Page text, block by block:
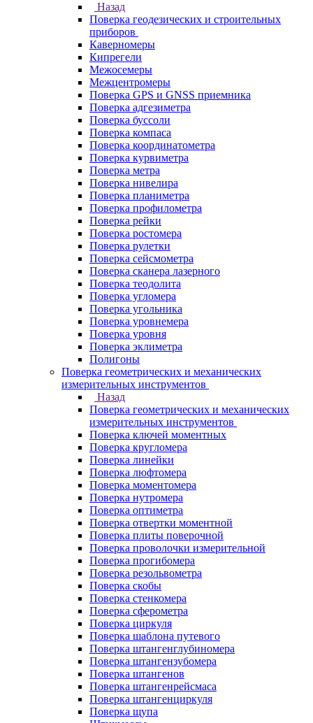
Назад
Поверка геодезических и строительных
приборов
Каверномеры
Кипрегели
Межосемеры
Межцентромеры
Поверка GPS и GNSS приемника
Поверка адгезиметра
Поверка буссоли
Поверка компаса
Поверка координатометра
Поверка курвиметра
Поверка метра
Поверка нивелира
Поверка планиметра
Поверка профилометра
Поверка рейки
Поверка ростомера
Поверка рулетки
Поверка сейсмометра
Поверка сканера лазерного
Поверка теодолита
Поверка угломера
Поверка угольника
Поверка уровнемера
Поверка уровня
Поверка эклиметра
Полигоны
Поверка геометрических и механических
измерительных инструментов
Назад
Поверка геометрических и механических
измерительных инструментов
Поверка ключей моментных
Поверка кругломера
Поверка линейки
Поверка люфтомера
Поверка моментомера
Поверка нутромера
Поверка оптиметра
Поверка отвертки моментной
Поверка плиты поверочной
Поверка проволочки измерительной
Поверка прогибомера
Поверка резольвометра
Поверка скобы
Поверка стенкомера
Поверка сферометра
Поверка циркуля
Поверка шаблона путевого
Поверка штангенглубиномера
Поверка штангензубомера
Поверка штангенов
Поверка штангенрейсмаса
Поверка штангенциркуля
Поверка щупа